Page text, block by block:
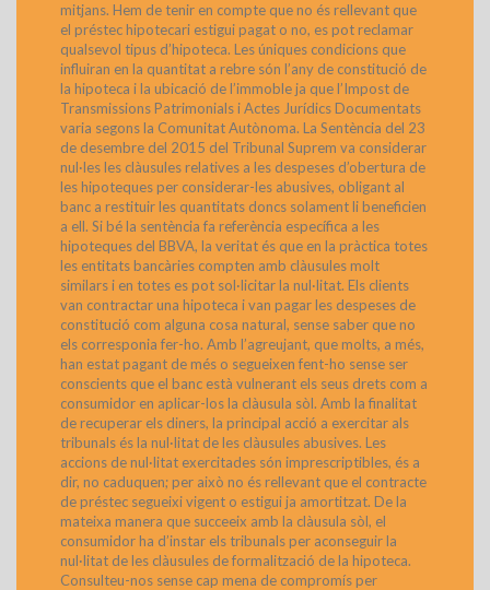
mitjans. Hem de tenir en compte que no és rellevant que
el préstec hipotecari estigui pagat o no, es pot reclamar
qualsevol tipus d’hipoteca. Les úniques condicions que
influiran en la quantitat a rebre són l’any de constitució de
la hipoteca i la ubicació de l’immoble ja que l’Impost de
Transmissions Patrimonials i Actes Jurídics Documentats
varia segons la Comunitat Autònoma. La Sentència del 23
de desembre del 2015 del Tribunal Suprem va considerar
nul·les les clàusules relatives a les despeses d’obertura de
les hipoteques per considerar-les abusives, obligant al
banc a restituir les quantitats doncs solament li beneficien
a ell. Si bé la sentència fa referència específica a les
hipoteques del BBVA, la veritat és que en la pràctica totes
les entitats bancàries compten amb clàusules molt
similars i en totes es pot sol·licitar la nul·litat. Els clients
van contractar una hipoteca i van pagar les despeses de
constitució com alguna cosa natural, sense saber que no
els corresponia fer-ho. Amb l’agreujant, que molts, a més,
han estat pagant de més o segueixen fent-ho sense ser
conscients que el banc està vulnerant els seus drets com a
consumidor en aplicar-los la clàusula sòl. Amb la finalitat
de recuperar els diners, la principal acció a exercitar als
tribunals és la nul·litat de les clàusules abusives. Les
accions de nul·litat exercitades són imprescriptibles, és a
dir, no caduquen; per això no és rellevant que el contracte
de préstec segueixi vigent o estigui ja amortitzat. De la
mateixa manera que succeeix amb la clàusula sòl, el
consumidor ha d’instar els tribunals per aconseguir la
nul·litat de les clàusules de formalització de la hipoteca.
Consulteu-nos sense cap mena de compromís per